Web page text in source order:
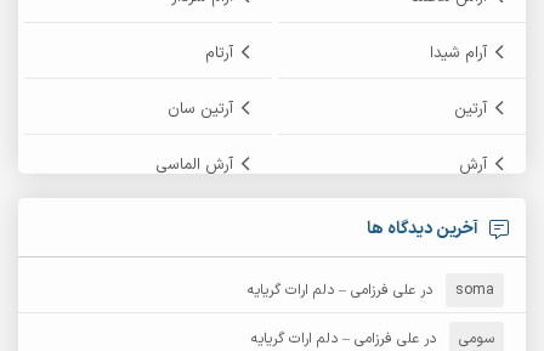
آرام شیدا آرتام
آرتین آرتین سان
آرش آرش الماسی
آرش امامی
آرش عثمان
آخرین دیدگاه ها
soma در علی فرزامی – دلم ارات گریایه
سومی در علی فرزامی – دلم ارات گریایه